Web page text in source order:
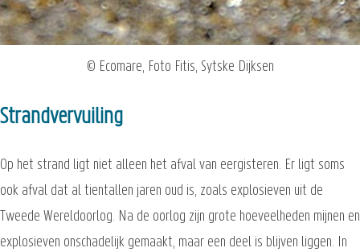
© Ecomare, Foto Fitis, Sytske Dijksen
Strandvervuiling
Op het strand ligt niet alleen het afval van eergisteren. Er ligt soms
ook afval dat al tientallen jaren oud is, zoals explosieven uit de
Tweede Wereldoorlog. Na de oorlog zijn grote hoeveelheden mijnen en
explosieven onschadelijk gemaakt, maar een deel is blijven liggen. In